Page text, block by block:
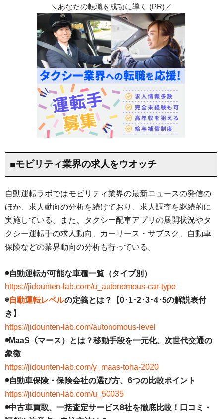
＼あなたの転職を成功に導く (PR)／
■モビリティ業界の求人をウオッチ
自動運転ラボではモビリティ業界の最新ニュースの発信の
ほか、求人動向の分析を続けており、求人調査を継続的に
実施している。また、タクシー配車アプリの展開状況やタ
クシー運転手の求人動向、カーリース・サブスク、自動車
保険などの業界動向の分析も行っている。
◉自動運転が可能な車種一覧（タイプ別）
https://jidounten-lab.com/u_autonomous-car-type
◉自動運転レベルの定義とは？【0･1･2･3･4･5の解説表付
き】
https://jidounten-lab.com/autonomous-level
◉MaaS（マース）とは？移動手段を一元化、次世代交通の
象徴
https://jidounten-lab.com/y_maas-toha-2020
◉自動車保険・保険会社の選び方、6つの比較ポイント
https://jidounten-lab.com/u_50035
◉中古車買取、一括査定サービス8社を徹底比較！口コミ・